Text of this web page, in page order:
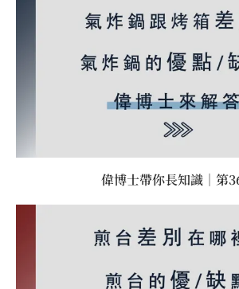
偉博士帶你長知識｜第